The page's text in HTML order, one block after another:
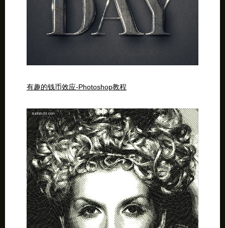
有趣的钱币效应-Photoshop教程